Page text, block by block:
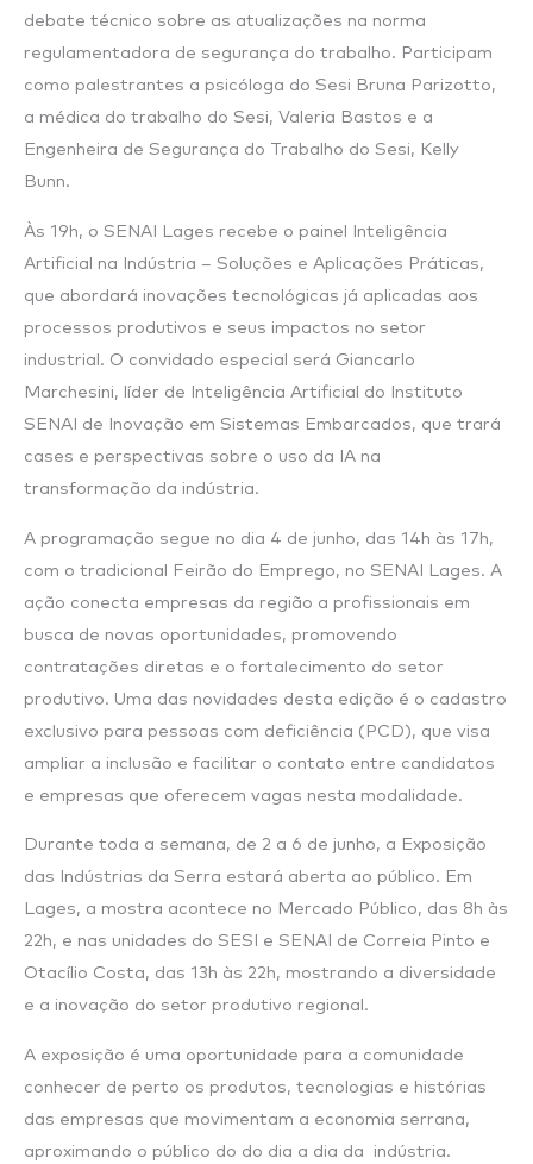
debate técnico sobre as atualizações na norma
regulamentadora de segurança do trabalho. Participam
como palestrantes a psicóloga do Sesi Bruna Parizotto,
a médica do trabalho do Sesi, Valeria Bastos e a
Engenheira de Segurança do Trabalho do Sesi, Kelly
Bunn.
Às 19h, o SENAI Lages recebe o painel Inteligência
Artificial na Indústria – Soluções e Aplicações Práticas,
que abordará inovações tecnológicas já aplicadas aos
processos produtivos e seus impactos no setor
industrial. O convidado especial será Giancarlo
Marchesini, líder de Inteligência Artificial do Instituto
SENAI de Inovação em Sistemas Embarcados, que trará
cases e perspectivas sobre o uso da IA na
transformação da indústria.
A programação segue no dia 4 de junho, das 14h às 17h,
com o tradicional Feirão do Emprego, no SENAI Lages. A
ação conecta empresas da região a profissionais em
busca de novas oportunidades, promovendo
contratações diretas e o fortalecimento do setor
produtivo. Uma das novidades desta edição é o cadastro
exclusivo para pessoas com deficiência (PCD), que visa
ampliar a inclusão e facilitar o contato entre candidatos
e empresas que oferecem vagas nesta modalidade.
Durante toda a semana, de 2 a 6 de junho, a Exposição
das Indústrias da Serra estará aberta ao público. Em
Lages, a mostra acontece no Mercado Público, das 8h às
22h, e nas unidades do SESI e SENAI de Correia Pinto e
Otacílio Costa, das 13h às 22h, mostrando a diversidade
e a inovação do setor produtivo regional.
A exposição é uma oportunidade para a comunidade
conhecer de perto os produtos, tecnologias e histórias
das empresas que movimentam a economia serrana,
aproximando o público do do dia a dia da indústria.